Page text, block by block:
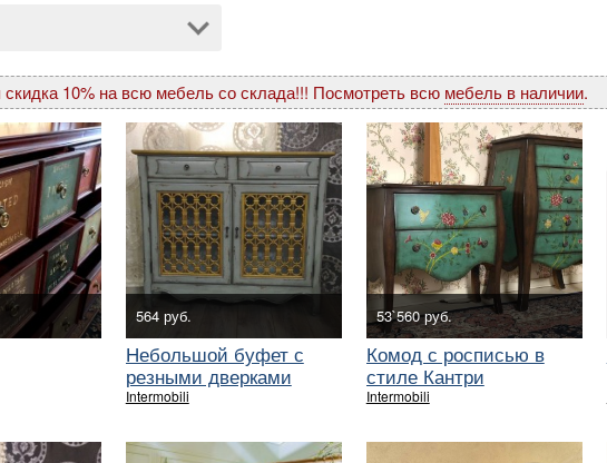
10% на всю мебель со склада!!! Посмотреть всю мебель в наличии.
564 руб.
Небольшой буфет с
резными дверками
Intermobili
53`560 руб.
Комод с росписью в
стиле Кантри
Intermobili